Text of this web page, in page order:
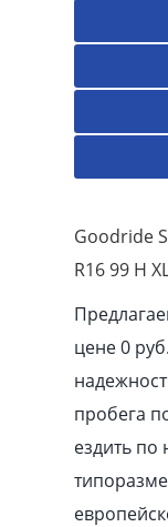
Goodride
R16 99 H
цене 0
пробега
ездить